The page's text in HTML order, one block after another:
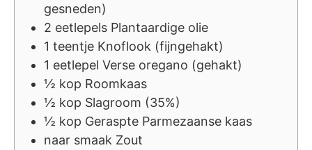
gesneden)
2 eetlepels Plantaardige olie
1 teentje Knoflook (fijngehakt)
1 eetlepel Verse oregano (gehakt)
½ kop Roomkaas
½ kop Slagroom (35%)
½ kop Geraspte Parmezaanse kaas
naar smaak Zout